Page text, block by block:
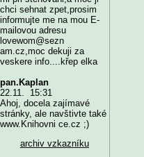
chci sehnat zpet,prosim
informujte me na mou E-
mailovou adresu
lovewom@sezn
am.cz,moc dekuji za
veskere info....křep elka
pan.Kaplan
22.11. 15:31
Ahoj, docela zajímavé
stránky, ale navštivte také
www.Knihovni ce.cz ;)
archiv vzkazníku